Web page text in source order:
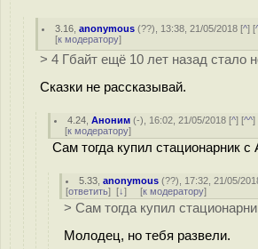
3.16 ,anonymous (??), 13:38, 21/05/2018 [^] [
[к модератору]
> 4 Гбайт ещё 10 лет назад стало
Сказки не рассказывай.
4.24 ,Аноним (-), 16:02, 21/05/2018 [^] [^^]
[к модератору]
Сам тогда купил стационарник с
5.33 ,anonymous (??), 17:32, 21/05/
[ответить] [↓] [к модератору]
> Сам тогда купил
Молодец, но тебя развели.